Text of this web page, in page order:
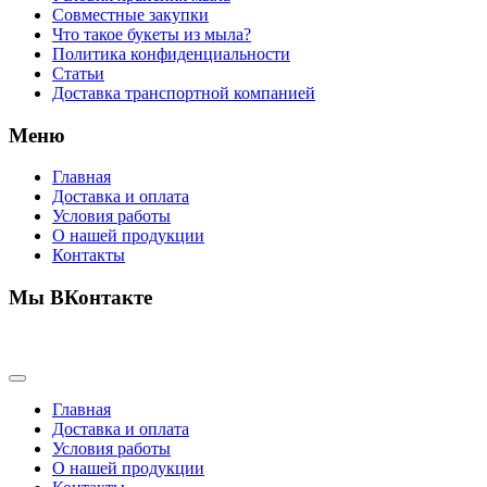
Совместные закупки
Что такое букеты из мыла?
Политика конфиденциальности
Статьи
Доставка транспортной компанией
Меню
Главная
Доставка и оплата
Условия работы
О нашей продукции
Контакты
Мы ВКонтакте
Главная
Доставка и оплата
Условия работы
О нашей продукции